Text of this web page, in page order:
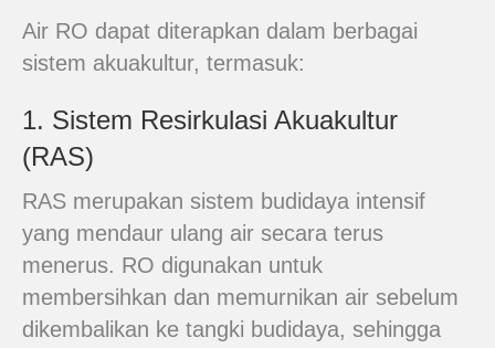
Air RO dapat diterapkan dalam berbagai
sistem akuakultur, termasuk:
1. Sistem Resirkulasi Akuakultur
(RAS)
RAS merupakan sistem budidaya intensif
yang mendaur ulang air secara terus
menerus. RO digunakan untuk
membersihkan dan memurnikan air sebelum
dikembalikan ke tangki budidaya, sehingga